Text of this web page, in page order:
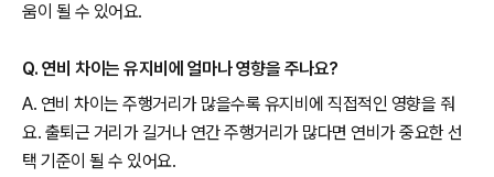
움이 될 수 있어요.
Q. 연비 차이는 유지비에 얼마나 영향을 주나요?
A. 연비 차이는 주행거리가 많을수록 유지비에 직접적인 영향을 줘
요. 출퇴근 거리가 길거나 연간 주행거리가 많다면 연비가 중요한 선
택 기준이 될 수 있어요.